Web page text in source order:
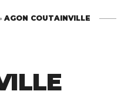
AGON COUTAINVILLE